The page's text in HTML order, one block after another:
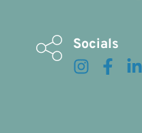
Socials